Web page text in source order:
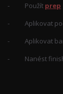
- Použít prep
- Aplikovat
- Aplikovat
- Nanést finish